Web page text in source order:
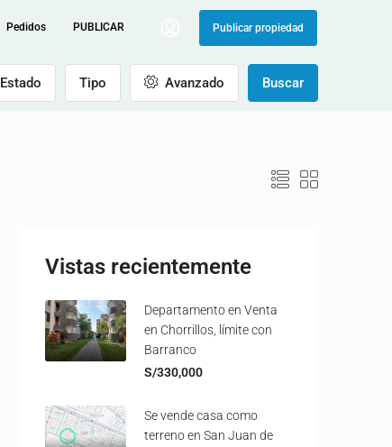
Pedidos PUBLICAR Publicar propiedad
Estado Tipo Avanzado Buscar
Vistas recientemente
Departamento en Venta
en Chorrillos, límite con
Barranco
S/330,000
Se vende casa como
terreno en San Juan de